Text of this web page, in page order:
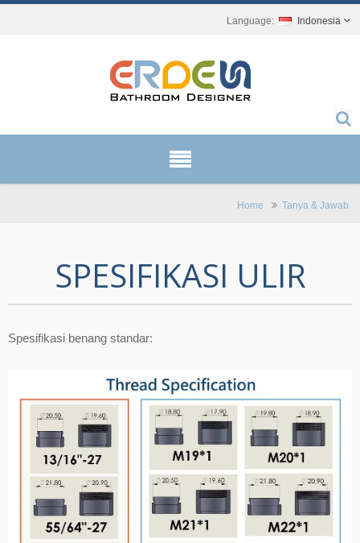
Indonesia
Home Tanya & Jawab
SPESIFIKASI ULIR
Spesifikasi benang standar: